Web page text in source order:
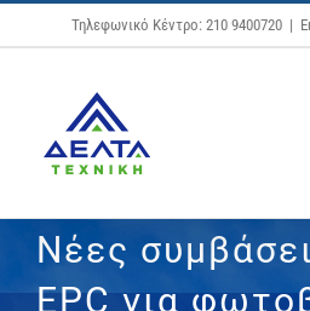
Μετάβαση
στο
Τηλεφωνικό Κέντρο: 210 9400720 |
Νέες
EPC για